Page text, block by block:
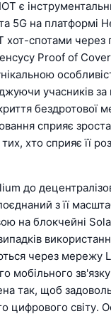
є
5G на платформі
хот-спотами через
Proof of
учасників за
бездротової
сприяє
хто сприяє її
до
з її
на блокчейні
через мережу
мобільного
так, щоб
цифрового світу.